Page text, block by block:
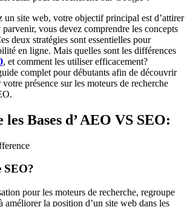
un site web, votre objectif principal est d’attirer
vous devez comprendre les concepts
deux stratégies sont essentielles pour
en ligne. Mais quelles sont les différences
, et comment les utiliser efficacement?
complet pour débutants afin de découvrir
présence sur les moteurs de recherche
Bases d’ AEO VS SEO:
SEO?
pour les moteurs de recherche, regroupe
améliorer la position d’un site web dans les